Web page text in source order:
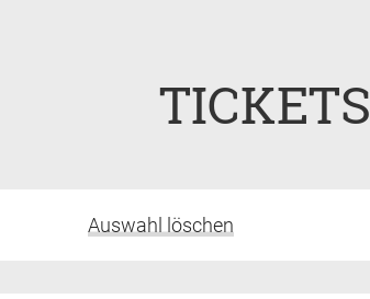
TICKETS
Auswahl löschen